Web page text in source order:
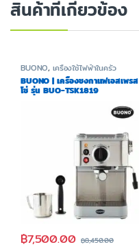
สินค้าที่เกี่ยวข้อง
BUONO,เครื่องใช้ไฟฟ้าในครัว
BUONO | เครื่องชงกาแฟเอสเพรส
โซ่ รุ่น BUO-TSK1819
฿7,500.00 ฿8,450.00